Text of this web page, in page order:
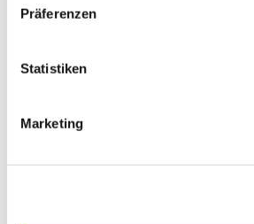
Präferenzen
Statistiken
Marketing